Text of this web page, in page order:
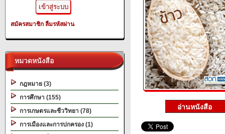
สมัครสมาชิก ลืมรหัสผ่าน
หมวดหนังสือ
กฎหมาย (3)
การศึกษา (155)
การเกษตรและชีววิทยา (78)
การเมืองและการปกครอง (1)